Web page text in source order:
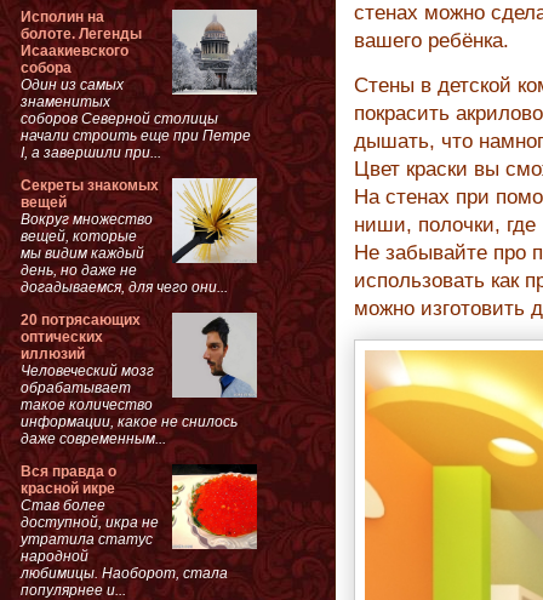
стенах можно
вашего ребёнка.
Стены в детской
покрасить
дышать, что
Цвет краски вы
На стенах при
ниши, полочки, где
Не забывайте про
использовать как
можно изготовить
Исполин на
болоте. Легенды
Исаакиевского
собора
Один из самых
знаменитых
соборов Северной столицы
начали строить еще при Петре
I, а завершили при...
Секреты знакомых
вещей
Вокруг множество
вещей, которые
мы видим каждый
день, но даже не
догадываемся, для чего они...
20 потрясающих
оптических
иллюзий
Человеческий мозг
обрабатывает
такое количество
информации, какое не снилось
даже современным...
Вся правда о
красной икре
Став более
доступной, икра не
утратила статус
народной
любимицы. Наоборот, стала
популярнее и...